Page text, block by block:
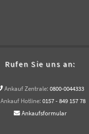
Rufen Sie uns an:
Ankauf Zentrale: 0800-0044333
Ankauf Hotline: 0157 - 849 157 78
Ankaufsformular